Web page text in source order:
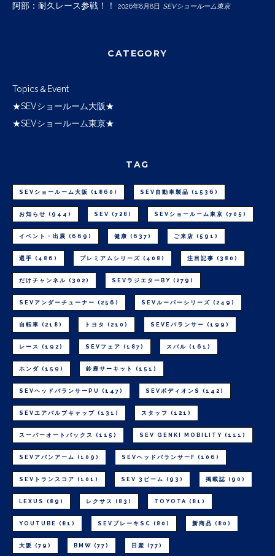
阿部：耐久レース参戦！！ 2026年8月8日 SEVショールーム東京
CATEGORY
Topics＆Event
★SEVショールーム大阪★
★SEVショールーム東京★
TAG
SEVショールーム大阪 (1860) SEV自動車製品 (1536)
お知らせ (944) SEV (728) SEVショールーム東京 (705)
イベント・出展 (669) 健康 (637) ご来店 (591)
選手 (486) プレミアムシリーズ (408) 注目記事 (380)
だけチャンネル (302) SEVラジエターBY (279)
SEVアンダーチューナー (256) SEVルーパーシリーズ (249)
自転車 (218) トヨタ (210) SEVEバランサー (199)
レース (192) SEVフェア (187) スバル (161)
ホンダ (159) 鈴鹿サーキット (151)
SEVヘッドバランサーPU (147) SEVボディオンS (142)
SEVエアバルブキャップ (131) スタッフ (121)
スーパーオートバックス (115) SEV GENKI MOBILITY (111)
SEVアバンアーム (109) SEVヘッドバランサーF (106)
SEVトランスコア (101) SEV 3ビーム (93) 掲載誌 (90)
LEXUS (89) レクサス (83) TOYOTA (81)
YOUTUBE (81) SEVブレーキSC (80) 新商品 (80)
大阪 (79) BMW (77) 日産 (77)